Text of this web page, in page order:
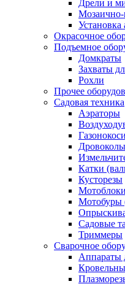
Дрели и
Установка
Окрасочное
Подъемное
Домкраты
Захваты
Рохли
Прочее
Садовая техника
Аэраторы
Дровоколы
Катки
Кусторезы
Мотоблоки
Мотобуры
Садовые
Триммеры
Сварочное
Аппараты